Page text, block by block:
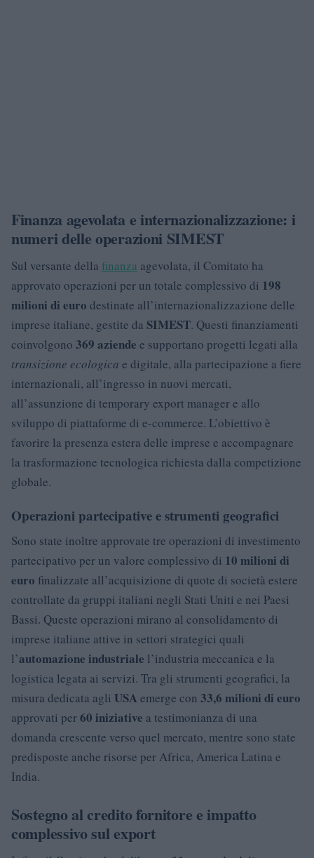
Finanza agevolata e internazionalizzazione: i
numeri delle operazioni SIMEST
Sul versante della finanza agevolata, il Comitato ha
approvato operazioni per un totale complessivo di 198
milioni di euro destinate all’internazionalizzazione delle
imprese italiane, gestite da SIMEST. Questi finanziamenti
coinvolgono 369 aziende e supportano progetti legati alla
transizione ecologica e digitale, alla partecipazione a fiere
internazionali, all’ingresso in nuovi mercati,
all’assunzione di temporary export manager e allo
sviluppo di piattaforme di e-commerce. L’obiettivo è
favorire la presenza estera delle imprese e accompagnare
la trasformazione tecnologica richiesta dalla competizione
globale.
Operazioni partecipative e strumenti geografici
Sono state inoltre approvate tre operazioni di investimento
partecipativo per un valore complessivo di 10 milioni di
euro finalizzate all’acquisizione di quote di società estere
controllate da gruppi italiani negli Stati Uniti e nei Paesi
Bassi. Queste operazioni mirano al consolidamento di
imprese italiane attive in settori strategici quali
l’automazione industriale l’industria meccanica e la
logistica legata ai servizi. Tra gli strumenti geografici, la
misura dedicata agli USA emerge con 33,6 milioni di euro
approvati per60 iniziative a testimonianza di una
domanda crescente verso quel mercato, mentre sono state
predisposte anche risorse per Africa, America Latina e
India.
Sostegno al credito fornitore e impatto
complessivo sul export